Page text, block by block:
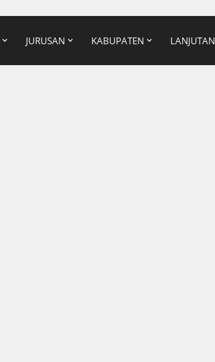
JURUSAN KABUPATEN LANJUTAN